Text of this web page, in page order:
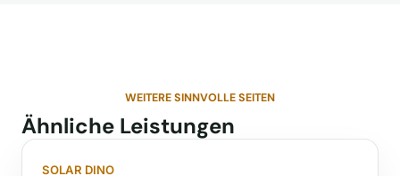
WEITERE SINNVOLLE SEITEN
Ähnliche Leistungen
SOLAR DINO